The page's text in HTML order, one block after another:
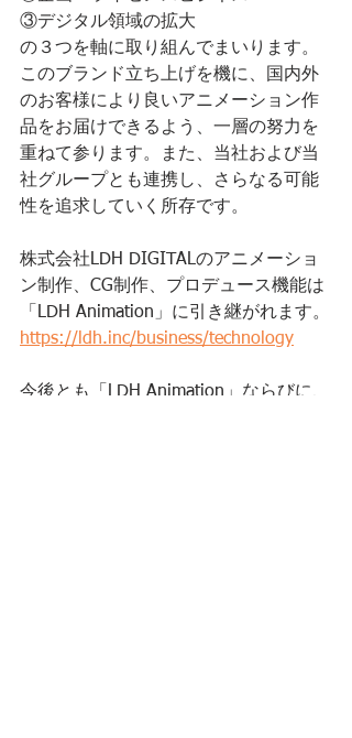
③デジタル領域の拡大
の３つを軸に取り組んでまいります。
このブランド立ち上げを機に、国内外
のお客様により良いアニメーション作
品をお届けできるよう、一層の努力を
重ねて参ります。また、当社および当
社グループとも連携し、さらなる可能
性を追求していく所存です。
株式会社LDH DIGITALのアニメーショ
ン制作、CG制作、プロデュース機能は
「LDH Animation」に引き継がれます。
https://ldh.inc/business/technology
今後とも「LDH Animation」ならびに、